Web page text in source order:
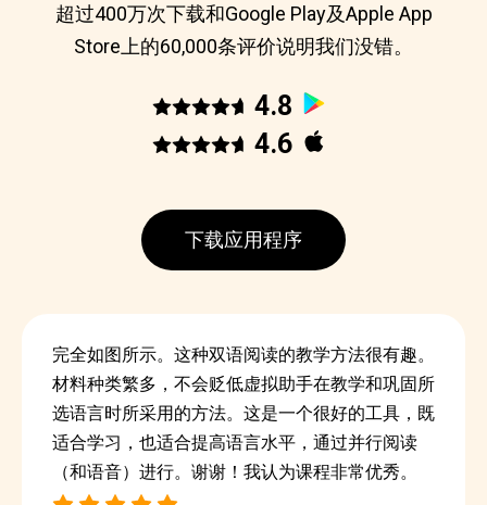
超过400万次下载和Google Play及Apple App
Store上的60,000条评价说明我们没错。
4.8
4.6
下载应用程序
完全如图所示。这种双语阅读的教学方法很有趣。
材料种类繁多，不会贬低虚拟助手在教学和巩固所
选语言时所采用的方法。这是一个很好的工具，既
适合学习，也适合提高语言水平，通过并行阅读
（和语音）进行。谢谢！我认为课程非常优秀。